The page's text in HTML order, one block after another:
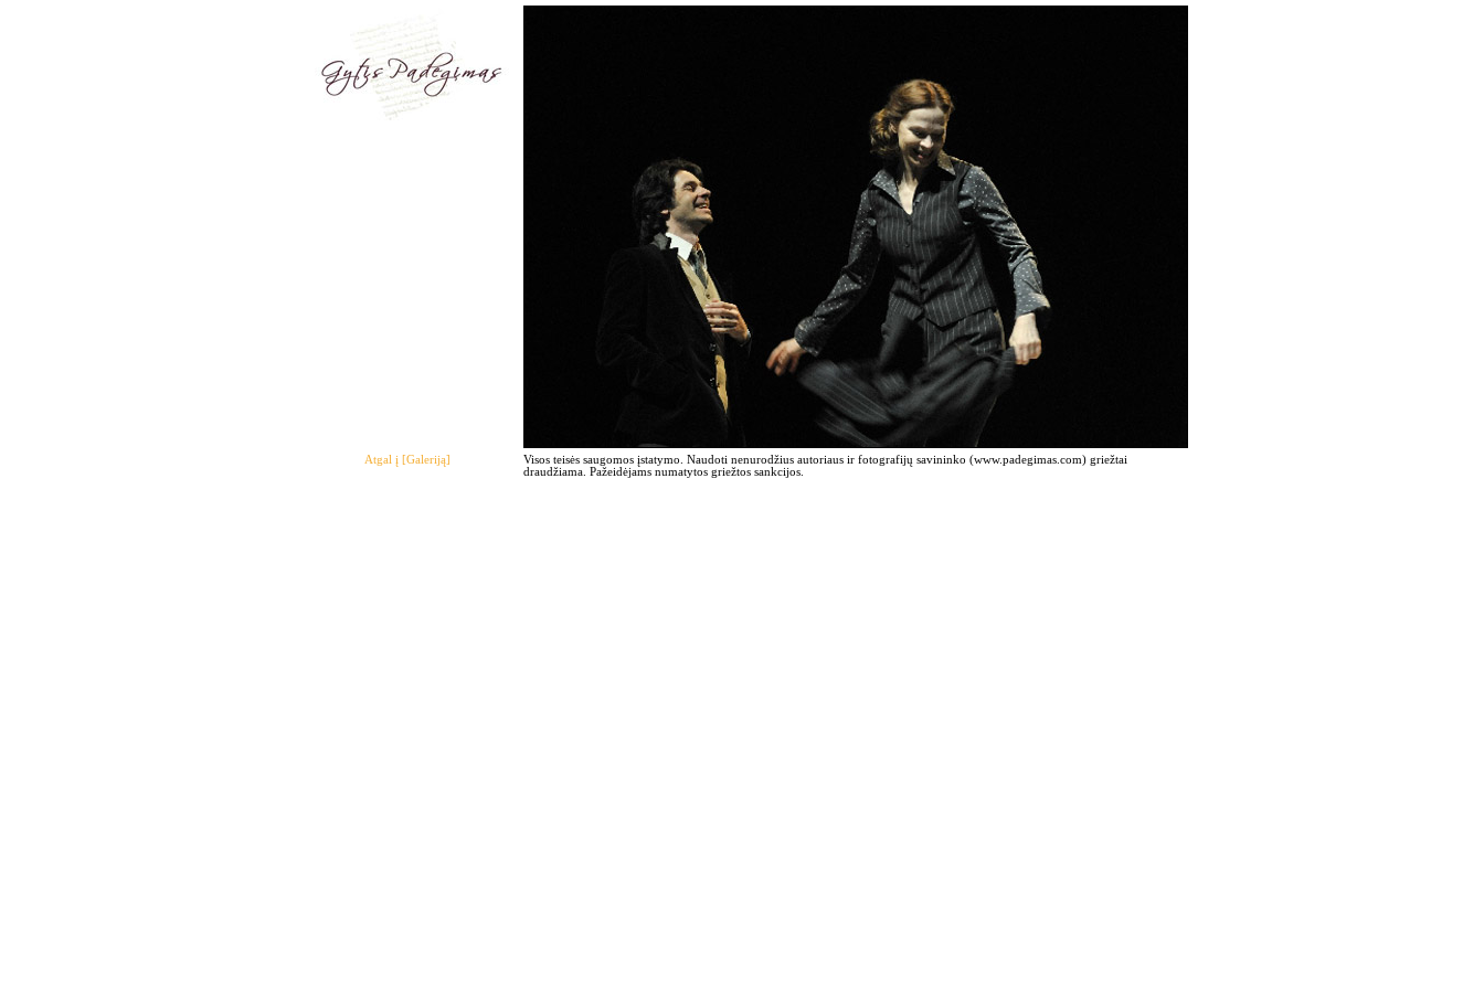
Atgal į [Galeriją]
Visos teisės saugomos įstatymo. Naudoti nenurodžius autoriaus ir fotografijų savininko (www.padegimas.com) griežtai
draudžiama. Pažeidėjams numatytos griežtos sankcijos.